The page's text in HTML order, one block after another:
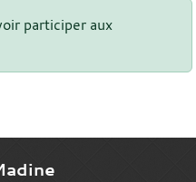
participer aux